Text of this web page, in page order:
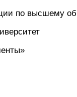
по высшему